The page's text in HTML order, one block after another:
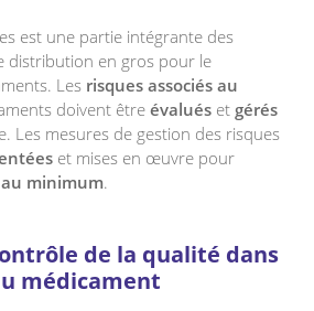
est une partie intégrante des
distribution en gros pour le
Les risques associés au
doivent être évaluéset gérés
Les mesures de gestion des risques
et mises en œuvre pour
minimum.
de la qualité dans
médicament